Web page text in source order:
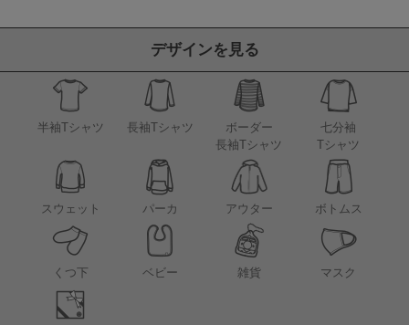
デザインを見る
半袖Tシャツ 長袖Tシャツ
ボーダー
長袖Tシャツ
七分袖
Tシャツ
スウェット パーカ アウター ボトムス
くつ下 ベビー 雑貨 マスク